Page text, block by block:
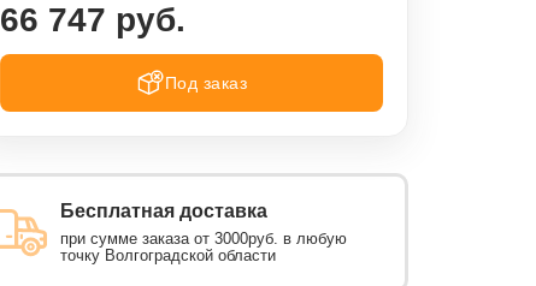
66 747 руб.
Под заказ
Бесплатная доставка
при сумме заказа от 3000руб. в любую
точку Волгоградской области